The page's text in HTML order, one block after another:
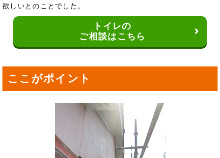
欲しいとのことでした。
トイレの
ご相談はこちら
ここがポイント